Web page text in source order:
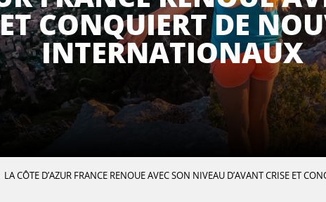
CONQUIERT DE
INTERNATIONAUX
LA CÔTE D’AZUR FRANCE RENOUE AVEC SON NIVEAU D’AVANT CRISE ET